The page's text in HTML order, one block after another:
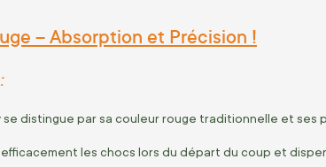
– Absorption et Précision !
distingue par sa couleur rouge traditionnelle et ses
les chocs lors du départ du coup et